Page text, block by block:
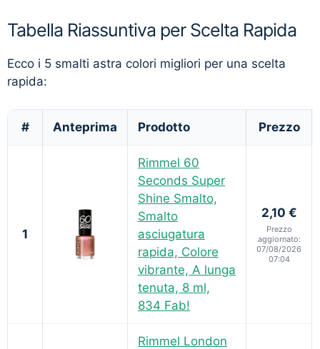
Tabella Riassuntiva per Scelta Rapida
Ecco i 5 smalti astra colori migliori per una scelta
rapida:
# Anteprima Prodotto Prezzo
1
Rimmel 60
Seconds Super
Shine Smalto,
Smalto
asciugatura
rapida, Colore
vibrante, A lunga
tenuta, 8 ml,
834 Fab!
2,10 €
Prezzo
aggiornato:
07/08/2026
07:04
Rimmel London